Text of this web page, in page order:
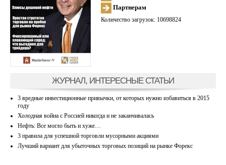
Партнерам
Количество загрузок: 10698824
ЖУРНАЛ, ИНТЕРЕСНЫЕ СТАТЬИ
3 вредные инвестиционные привычки, от которых нужно избавиться в 2015
году
Холодная война с Россией никогда и не заканчивалась
Нефть: Все могло быть и хуже…
3 правила для успешной торговли мусорными акциями
Лучший вариант для убыточных торговых позиций на рынке Форекс